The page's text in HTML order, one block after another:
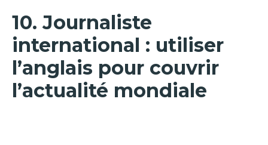
10. Journaliste
international : utiliser
l’anglais pour couvrir
l’actualité mondiale